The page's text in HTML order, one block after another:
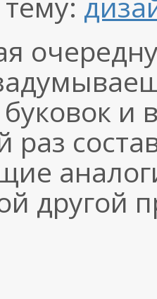
и
другой